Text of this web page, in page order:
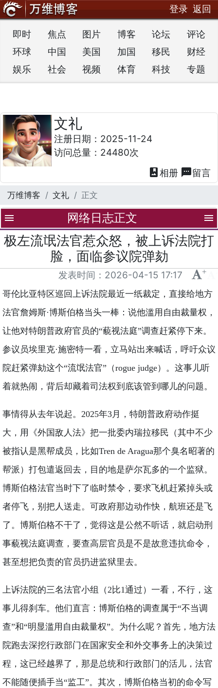
登录 返回
即时 焦点 图片 博客 论坛
评论
环球
中国 美国 加国 移民
财经
娱乐
社会 视频 体育 科技 专题
文礼
注册日期：2025-11-24
访问总量：24480次
photo_album 相册 textsms留言
万维博客 文礼 正文
menu 网络日志正文 menu
极左流氓法官惹众怒，被上诉法院打
脸，面临参议院弹劾
发表时间： 2026-04-15 17:17 +
哥伦比亚特区巡回上诉法院最近一纸裁定，直接给地方
法官詹姆斯·博斯伯格当头一棒：说他滥用自由裁量权，
让他对特朗普政府官员的“藐视法庭”调查赶紧停下来。
参议员埃里克·施密特一看，立马站出来喊话，呼吁众议
院赶紧弹劾这个“流氓法官”（rogue judge）。这事儿听
着就热闹，背后却藏着司法权到底该管到哪儿的问题。
事情得从去年说起。2025年3月，特朗普政府动作挺
大，用《外国敌人法》把一批委内瑞拉移民（其中不少
被指认是黑帮成员，比如Tren de Aragua那个臭名昭著的
帮派）打包遣返回去，目的地是萨尔瓦多的一个监狱。
博斯伯格法官当时下了临时禁令，要求飞机赶紧掉头或
者停飞，别把人送走。可政府那边动作快，航班还是飞
了。博斯伯格不干了，觉得这是公然不听话，就启动刑
事藐视法庭调查，要查高层官员是不是故意违抗命令，
甚至想把负责的官员扔进监狱里去。
上诉法院的三名法官小组（2比1通过）一看，不行，这
事儿得刹车。他们直言：博斯伯格的调查属于“不当调
查”和“明显滥用自由裁量权”。为什么呢？首先，地方法
院跑去深挖行政部门在国家安全和外交事务上的决策过
程，这已经越界了，那是总统和行政部门的活儿，法官
不能随便插手当“监工”。其次，博斯伯格当初的命令写